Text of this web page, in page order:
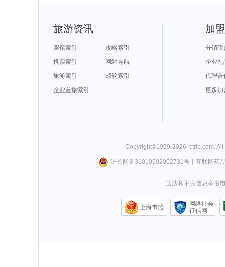
旅游资讯
宾馆索引
攻略索引
机票索引
网站导航
旅游索引
邮轮索引
企业差旅索引
加
分销联
企业礼
代理合
更多加
Copyright©1999-2026, ctrip.com.
沪公网备31010502002731号丨 互联网药
违法和不良信息举报
上海市监
网络社会
征信网